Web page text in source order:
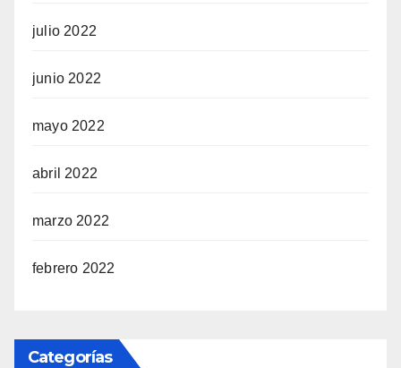
julio 2022
junio 2022
mayo 2022
abril 2022
marzo 2022
febrero 2022
Categorías